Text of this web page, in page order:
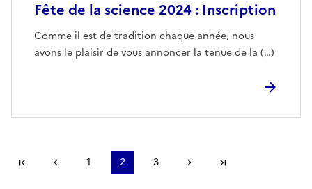
Fête de la science 2024 : Inscription
Comme il est de tradition chaque année, nous
avons le plaisir de vous annoncer la tenue de la (…)
Première pagepage précédente
1 2 3 Page suivante